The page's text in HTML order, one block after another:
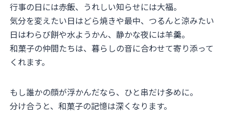
行事の日には赤飯、うれしい知らせには大福。
気分を変えたい日はどら焼きや最中、つるんと涼みたい
日はわらび餅や水ようかん、静かな夜には羊羹。
和菓子の仲間たちは、暮らしの音に合わせて寄り添って
くれます。
もし誰かの顔が浮かんだなら、ひと串だけ多めに。
分け合うと、和菓子の記憶は深くなります。